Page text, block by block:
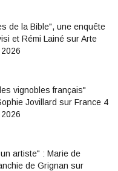
de la Bible", une enquête
et Rémi Lainé sur Arte
vignobles français"
Jovillard sur France 4
artiste" : Marie de
de Grignan sur